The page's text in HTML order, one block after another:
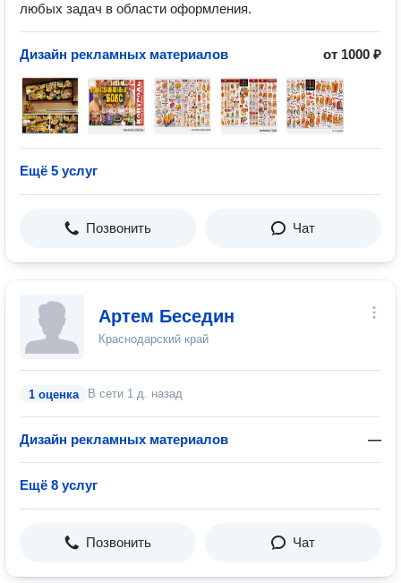
любых задач в области оформления.
Дизайн рекламных материалов от 1000 ₽
Ещё 5 услуг
Позвонить Чат
Артем Беседин
Краснодарский край
1 оценка В сети 1 д. назад
Дизайн рекламных материалов —
Ещё 8 услуг
Позвонить Чат